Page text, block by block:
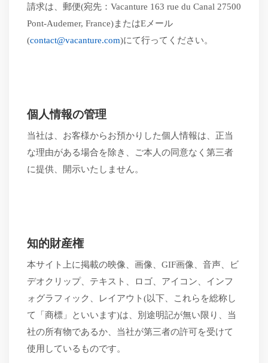
請求は、郵便(宛先：Vacanture 163 rue du Canal 27500
Pont-Audemer, France)またはEメール
(contact@vacanture.com)にて行ってください。
個人情報の管理
当社は、お客様からお預かりした個人情報は、正当
な理由がある場合を除き、ご本人の同意なく第三者
に提供、開示いたしません。
知的財産権
本サイト上に掲載の映像、画像、 GIF画像、音声、ビ
デオクリップ、テキスト、ロゴ、アイコン、インフ
ォグラフィック、レイアウト(以下、これらを総称し
て「商標」といいます)は、別途明記が無い限り、当
社の所有物であるか、当社が第三者の許可を受けて
使用しているものです。